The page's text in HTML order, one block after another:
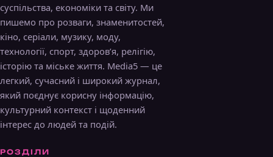
суспільства, економіки та світу. Ми
пишемо про розваги, знаменитостей,
кіно, серіали, музику, моду,
технології, спорт, здоров’я, релігію,
історію та міське життя. Media5 — це
легкий, сучасний і широкий журнал,
який поєднує корисну інформацію,
культурний контекст і щоденний
інтерес до людей та подій.
РОЗДІЛИ